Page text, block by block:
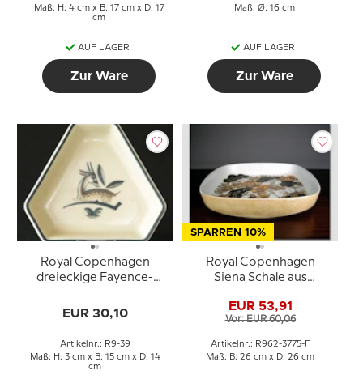
Maß: H: 4 cm x B: 17 cm x D: 17
cm
AUF LAGER
Zur Ware
Maß: Ø: 16 cm
AUF LAGER
Zur Ware
Royal Copenhagen
dreieckige Fayence-
EUR 30,10
Artikelnr.: R9-39
Maß: H: 3 cm x B: 15 cm x D: 14
cm
SPARREN 10%
Royal Copenhagen
Siena Schale aus
Malmer
EUR 53,91
Vor: EUR 60,06
Artikelnr.: R962-3775-F
Maß: B: 26 cm x D: 26 cm